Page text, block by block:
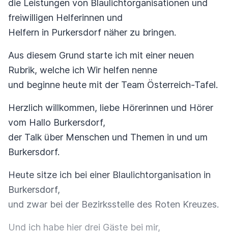
die Leistungen von Blaulichtorganisationen und
freiwilligen Helferinnen und
Helfern in Purkersdorf näher zu bringen.
Aus diesem Grund starte ich mit einer neuen
Rubrik, welche ich Wir helfen nenne
und beginne heute mit der Team Österreich-Tafel.
Herzlich willkommen, liebe Hörerinnen und Hörer
vom Hallo Burkersdorf,
der Talk über Menschen und Themen in und um
Burkersdorf.
Heute sitze ich bei einer Blaulichtorganisation in
Burkersdorf,
und zwar bei der Bezirksstelle des Roten Kreuzes.
Und ich habe hier drei Gäste bei mir,